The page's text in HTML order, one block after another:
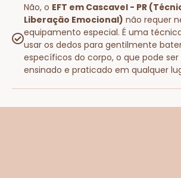
Não, o EFT em Cascavel - PR
Liberação Emocional) não requer
equipamento especial. É uma
usar os dedos para gentilmente
específicos do corpo, o que pode
ensinado e praticado em qualquer